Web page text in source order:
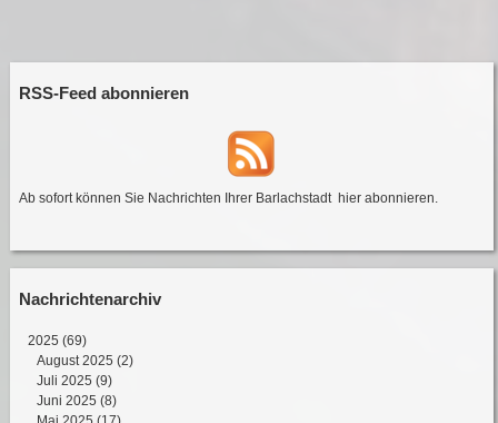
RSS-Feed abonnieren
Ab sofort können Sie Nachrichten Ihrer Barlachstadt hier abonnieren.
Nachrichtenarchiv
2025 (69)
August 2025 (2)
Juli 2025 (9)
Juni 2025 (8)